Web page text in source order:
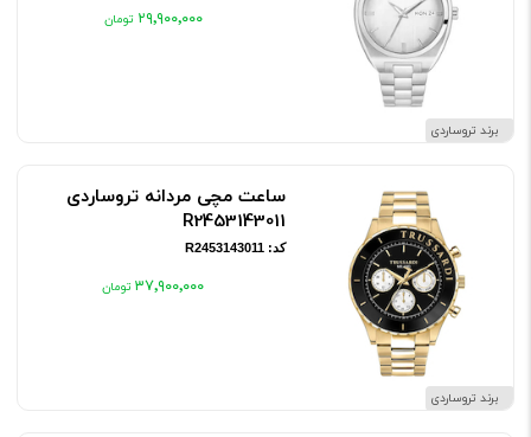
برند تروساردی
۲۹٬۹۰۰٬۰۰۰
برند تروساردی
ساعت مچی مردانه تروساردی
R2453143011
کد: R2453143011
۳۷٬۹۰۰٬۰۰۰